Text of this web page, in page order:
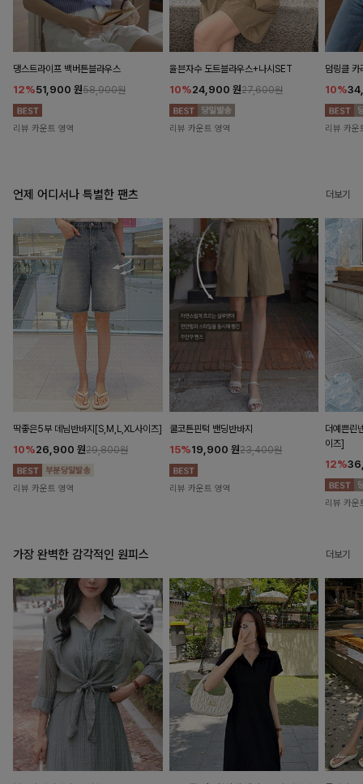
댕스트라이프 백버튼블라우스
12%51,900 원58,900원
리뷰 카운트 영역
율븐자수 도트블라우스+나시SET
10%24,900 원27,600원
리뷰 카운트 영역
덤링클 카
10%
리뷰 카운
언제 어디서나 특별한 팬츠 더보기
딱좋은5부 데님반바지[S,M,L,XL사이즈]
10%26,900 원29,800원
리뷰 카운트 영역
쿨코튼핀턱 밴딩반바지
15%19,900 원23,400원
리뷰 카운트 영역
더예쁜린
이즈]
12%
리뷰 카운
가장 완벽한 감각적인 원피스 더보기